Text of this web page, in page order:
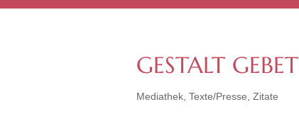
GESTALT GEBET
Mediathek Texte/Presse Zitate